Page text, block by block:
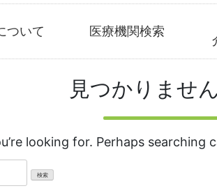
ついて 医療機関検索
見つかりませ
looking for. Perhaps searching